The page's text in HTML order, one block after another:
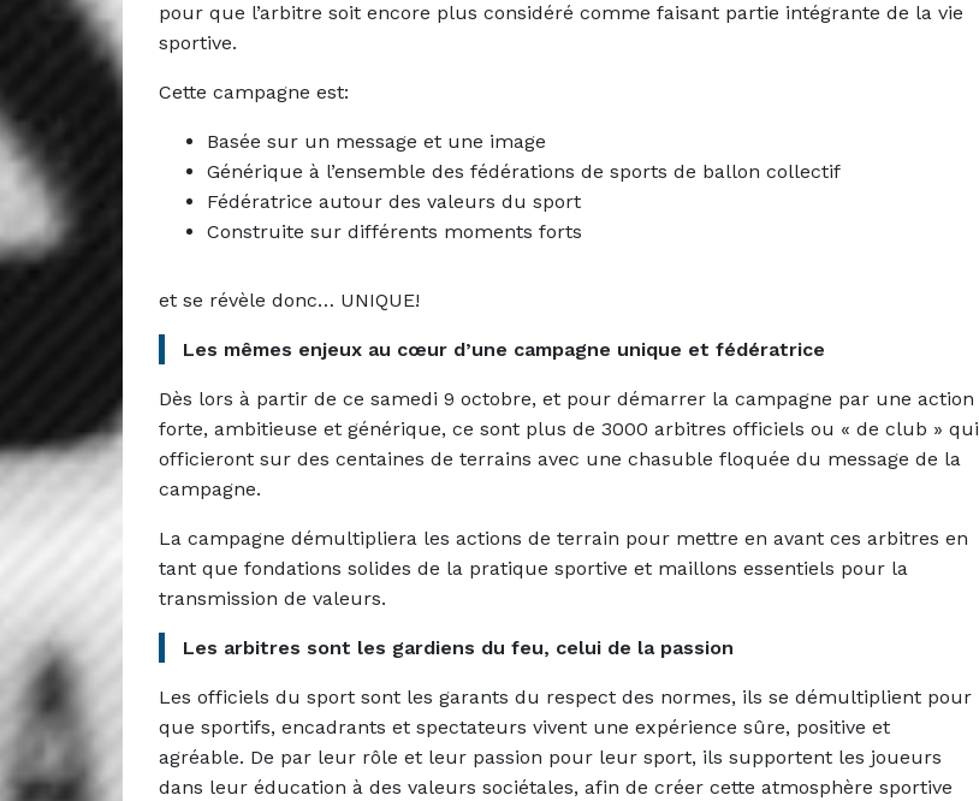
pour que l’arbitre soit encore plus considéré comme faisant partie intégrante de la vie
sportive.
Cette campagne est:
Basée sur un message et une image
Générique à l’ensemble des fédérations de sports de ballon collectif
Fédératrice autour des valeurs du sport
Construite sur différents moments forts
et se révèle donc… UNIQUE!
Les mêmes enjeux au cœur d’une campagne unique et fédératrice
Dès lors à partir de ce samedi 9 octobre, et pour démarrer la campagne par une action
forte, ambitieuse et générique, ce sont plus de 3000 arbitres officiels ou « de club » qui
officieront sur des centaines de terrains avec une chasuble floquée du message de la
campagne.
La campagne démultipliera les actions de terrain pour mettre en avant ces arbitres en
tant que fondations solides de la pratique sportive et maillons essentiels pour la
transmission de valeurs.
Les arbitres sont les gardiens du feu, celui de la passion
Les officiels du sport sont les garants du respect des normes, ils se démultiplient pour
que sportifs, encadrants et spectateurs vivent une expérience sûre, positive et
agréable. De par leur rôle et leur passion pour leur sport, ils supportent les joueurs
dans leur éducation à des valeurs sociétales, afin de créer cette atmosphère sportive